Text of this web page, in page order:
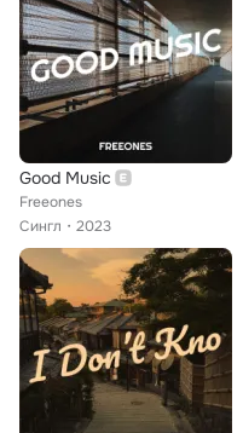
Good Music
Freeones
Сингл
2023